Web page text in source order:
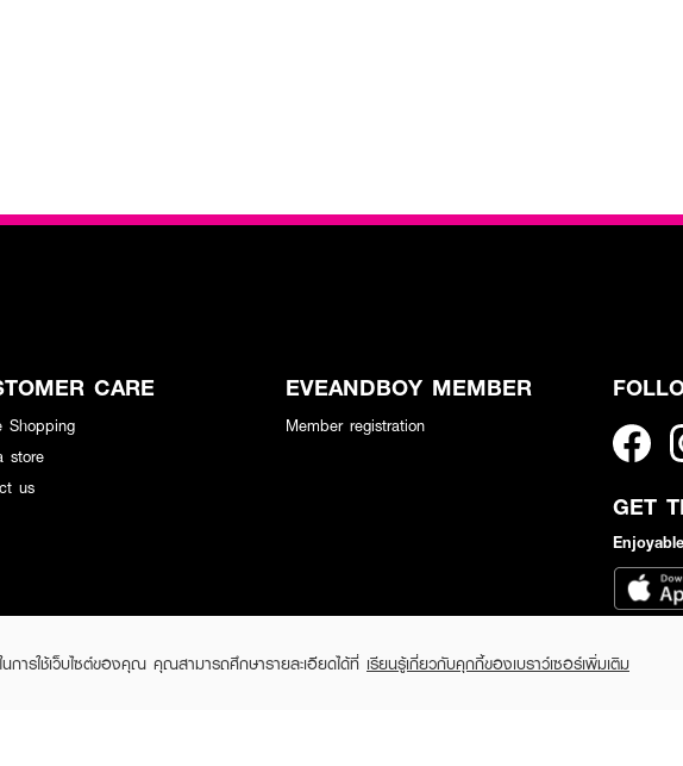
การใช้เว็บไซต์ของคุณ คุณสามารถศึกษารายละเอียดได้ที่ เรียนรู้เกี่ยวกับคุกกี้ของเบราว์เซอร์เพิ่มเติม
CARE
Shopping
store
us
EVEANDBOY MEMBER
Member registration
GET